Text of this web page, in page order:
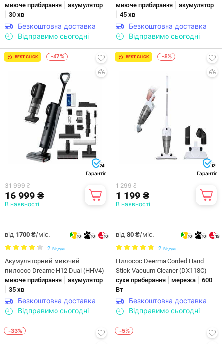
миюче прибирання
акумулятор
30 хв
Безкоштовна доставка
Відправимо сьогодні
миюче прибирання
акумулятор
45 хв
Безкоштовна доставка
Відправимо сьогодні
BEST CLICK -47%
24
Гарантія
31 999 ₴
16 999 ₴
В наявності
від 1700 ₴/міс. 10 10 10
2 Відгуки
Акумуляторний миючий
пилосос Dreame H12 Dual (HHV4)
миюче прибирання
акумулятор
35 хв
Безкоштовна доставка
Відправимо сьогодні
BEST CLICK -8%
12
Гарантія
1 299 ₴
1 199 ₴
В наявності
від 80 ₴/міс. 10 10 15
2 Відгуки
Пилосос Deerma Corded Hand
Stick Vacuum Cleaner (DX118C)
сухе прибирання
мережа
600
Вт
Безкоштовна доставка
Відправимо сьогодні
-33% -5%